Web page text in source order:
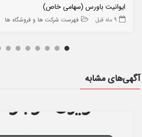
ایوانیت باورس (سهامی خاص)
9 ماه قبل فهرست شرکت ها و فروشگاه ها
آگهی‌های مشابه